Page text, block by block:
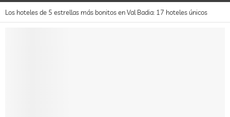
Los hoteles de 5 estrellas más bonitos en Val Badia: 17 hoteles únicos